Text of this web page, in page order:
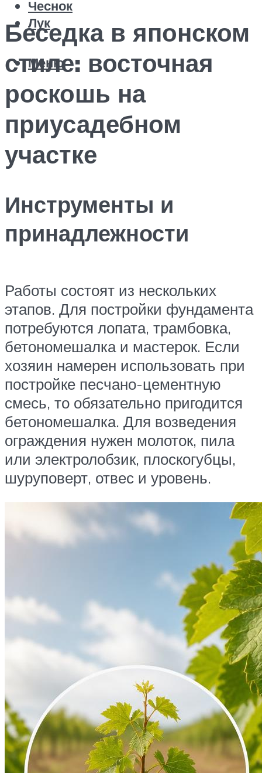
Чеснок
Лук
Меню
Беседка в японском
стиле: восточная
роскошь на
приусадебном
участке
Инструменты и
принадлежности
Работы состоят из нескольких
этапов. Для постройки фундамента
потребуются лопата, трамбовка,
бетономешалка и мастерок. Если
хозяин намерен использовать при
постройке песчано-цементную
смесь, то обязательно пригодится
бетономешалка. Для возведения
ограждения нужен молоток, пила
или электролобзик, плоскогубцы,
шуруповерт, отвес и уровень.